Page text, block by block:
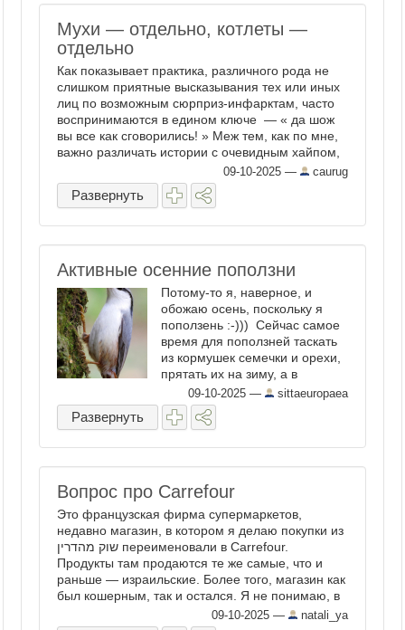
Мухи — отдельно, котлеты —
отдельно
Как показывает практика, различного рода не
слишком приятные высказывания тех или иных
лиц по возможным сюрприз-инфарктам, часто
воспринимаются в едином ключе — « да шож
вы все как сговорились! » Меж тем, как по мне,
важно различать истории с очевидным хайпом,
09-10-2025 — caurug
Развернуть
Активные осенние поползни
Потому-то я, наверное, и
обожаю осень, поскольку я
поползень :-))) Сейчас самое
время для поползней таскать
из кормушек семечки и орехи,
прятать их на зиму, а в
перерывах — или в процессе
— позировать фотографам.
Вот этот поползень, например,
09-10-2025 — sittaeuropaea
Развернуть
Вопрос про Carrefour
Это французская фирма супермаркетов,
недавно магазин, в котором я делаю покупки из
שוק מהדרין переименовали в Carrefour.
Продукты там продаются те же самые, что и
раньше — израильские. Более того, магазин как
был кошерным, так и остался. Я не понимаю, в
чём выгода для французской фирмы. ...
09-10-2025 — natali_ya